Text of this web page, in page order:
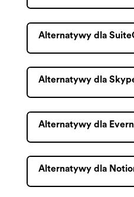
Alternatywy dla
Alternatywy dla
Alternatywy dla
Alternatywy dla